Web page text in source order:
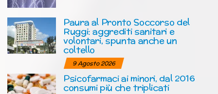
Paura al Pronto Soccorso del
Ruggi: aggrediti sanitari e
volontari, spunta anche un
coltello
9 Agosto 2026
Psicofarmaci ai minori, dal 2016
consumi più che triplicati